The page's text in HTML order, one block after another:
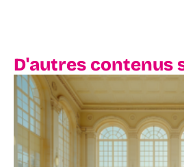
D'autres contenus